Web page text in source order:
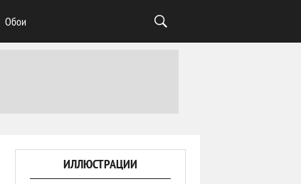
Обои
ИЛЛЮСТРАЦИИ